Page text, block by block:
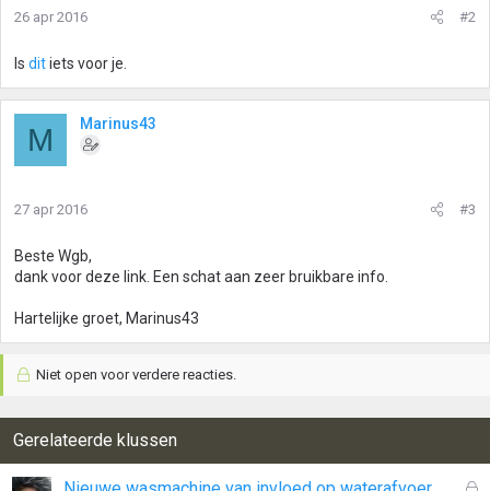
26 apr 2016 #2
Is ditiets voor je.
M Marinus43
27 apr 2016 #3
Beste Wgb,
dank voor deze link. Een schat aan zeer bruikbare info.
Hartelijke groet, Marinus43
Niet open voor verdere reacties.
Gerelateerde klussen
G